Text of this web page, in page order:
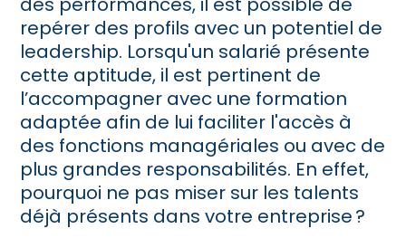
repérer des profils avec un potentiel de
leadership. Lorsqu'un salarié présente
cette aptitude, il est pertinent de
l’accompagner avec une formation
adaptée afin de lui faciliter l'accès à
des fonctions managériales ou avec de
plus grandes responsabilités. En effet,
pourquoi ne pas miser sur les talents
déjà présents dans votre entreprise ?